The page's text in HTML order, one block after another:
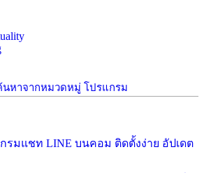
นหาจากหมวดหมู่ โปรแกรม
กรมแชท LINE บนคอม ติดตั้งง่าย อัปเดต